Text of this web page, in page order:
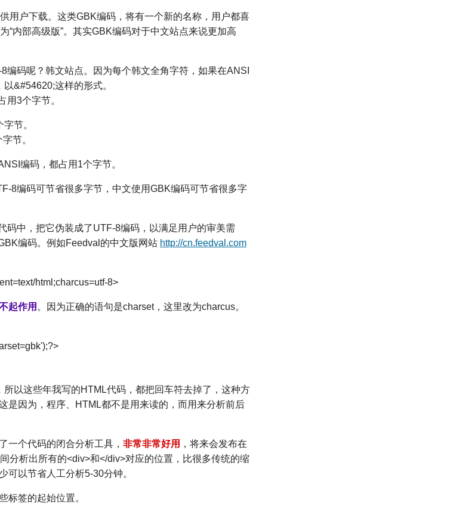
用户下载。这类GBK编码，将有一个新的名称，用户都喜
“内部高级版”。其实GBK编码对于中文站点来说更加高
编码呢？韩文站点。因为每个韩文全角字符，如果在ANSI
&#54620;这样的形式。
用3个字节。
节。
节。
编码，都占用1个字节。
8编码可节省很多字节，中文使用GBK编码可节省很多字
码中，把它伪装成了UTF-8编码，以满足用户的审美需
编码。例如Feedval的中文版网站 http://cn.feedval.com
html;charcus=utf-8>
起作用 。因为正确的语句是charset，这里改为charcus。
以这些年我写的HTML代码，都把回车符去掉了，这种方
是因为，程序、HTML都不是用来读的，而用来分析前后
一个代码的闭合分析工具， 非常非常好用 ，将来会发布在
分析出所有的<div>和</div>对应的位置，比很多传统的缩
可以节省人工分析5-30分钟。
标签的起始位置。